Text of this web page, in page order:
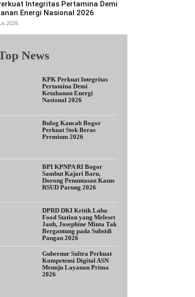
Integritas Pertamina Demi
Energi Nasional 2026
2026
News
Fitur Populer
KPK Perkuat Integritas
Pertamina Demi
Ketahanan Energi
Nasional 2026
Bulog Kancab Bogor
Perkuat Stok Beras
Premium 2026
BPI KPNPA RI Bogor
Sambut Kajari Baru,
Dorong Penuntasan Kasus
RSUD Parung 2026
DPRD DKI Kritik Laba
Food Station yang Meleset
Jauh, Josephine Minta Tak
Bergantung pada Subsidi
Pangan 2026
Gubernur Sultra Perkuat
Kompetensi Digital ASN
Menuju Layanan Prima
2026